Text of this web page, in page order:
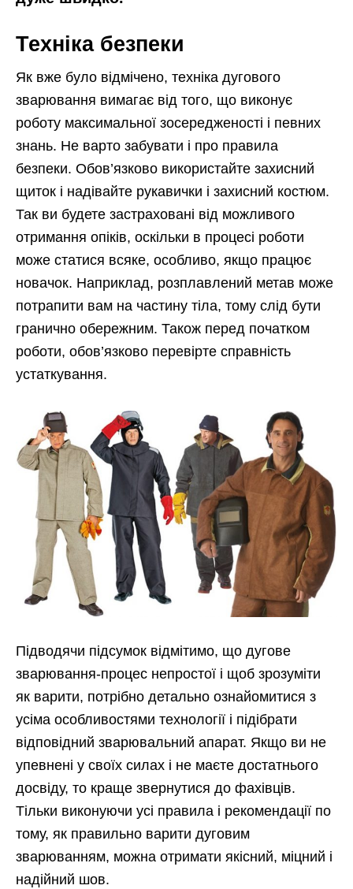
Техніка безпеки
Як вже було відмічено, техніка дугового
зварювання вимагає від того, що виконує
роботу максимальної зосередженості і певних
знань. Не варто забувати і про правила
безпеки. Обов’язково використайте захисний
щиток і надівайте рукавички і захисний костюм.
Так ви будете застраховані від можливого
отримання опіків, оскільки в процесі роботи
може статися всяке, особливо, якщо працює
новачок. Наприклад, розплавлений метав може
потрапити вам на частину тіла, тому слід бути
гранично обережним. Також перед початком
роботи, обов’язково перевірте справність
устаткування.
Підводячи підсумок відмітимо, що дугове
зварювання-процес непростої і щоб зрозуміти
як варити, потрібно детально ознайомитися з
усіма особливостями технології і підібрати
відповідний зварювальний апарат. Якщо ви не
упевнені у своїх силах і не маєте достатнього
досвіду, то краще звернутися до фахівців.
Тільки виконуючи усі правила і рекомендації по
тому, як правильно варити дуговим
зварюванням, можна отримати якісний, міцний і
надійний шов.